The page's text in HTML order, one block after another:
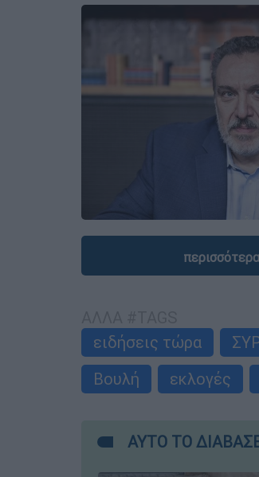
ειδήσεις τώρα
Βουλή
εκλογές
ΑΥΤΟ ΤΟ